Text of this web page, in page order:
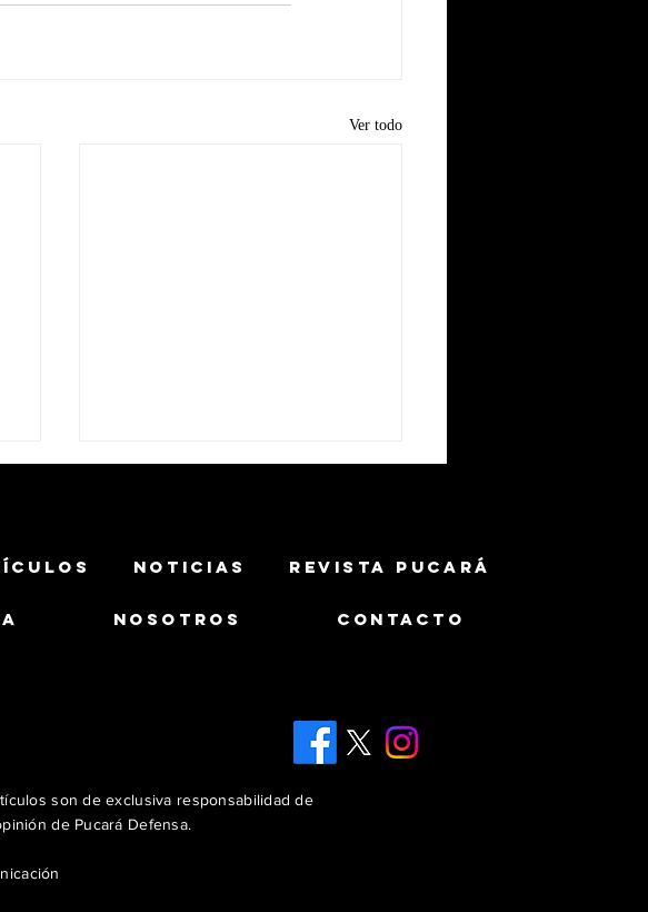
Ver todo
NOTICIAS REVISTA PUCARÁ
NOSOTROS CONTACTO
son de exclusiva responsabilidad de
de Pucará Defensa.